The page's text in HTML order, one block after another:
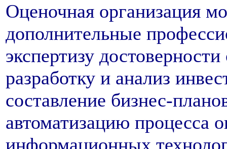
Оценочная организация
дополнительные
экспертизу
разработку и анализ
составление бизнес-
автоматизацию процесса
информационных